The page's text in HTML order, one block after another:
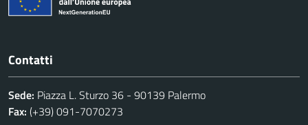
Contatti
Sede: Piazza L. Sturzo 36 - 90139 Palermo
Fax: (+39) 091-7070273